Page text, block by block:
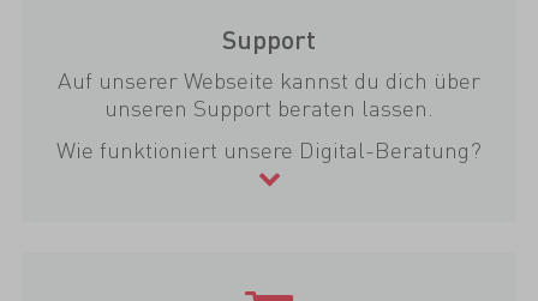
Support
Auf unserer Webseite kannst du dich über
unseren Support beraten lassen.
Wie funktioniert unsere Digital-Beratung?